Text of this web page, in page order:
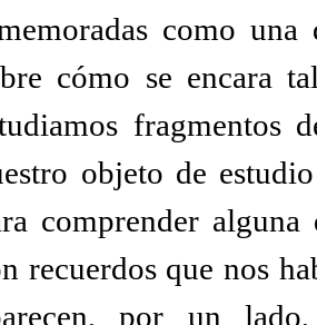
como
cómo se encara
fragmentos
objeto de
comprender alguna
recuerdos que nos
por un